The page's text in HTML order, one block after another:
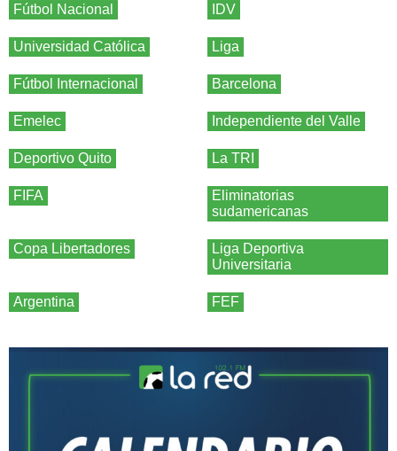
Fútbol Nacional IDV
Universidad Católica Liga
Fútbol Internacional Barcelona
Emelec Independiente del Valle
Deportivo Quito La TRI
FIFA
Eliminatorias
sudamericanas
Copa Libertadores
Liga Deportiva
Universitaria
Argentina FEF